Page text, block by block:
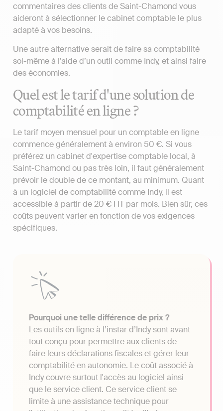
commentaires des clients de Saint-Chamond vous
aideront à sélectionner le cabinet comptable le plus
adapté à vos besoins.
Une autre alternative serait de faire sa comptabilité
soi-même à l’aide d’un outil comme Indy, et ainsi faire
des économies.
Quel est le tarif d'une solution de
comptabilité en ligne ?
Le tarif moyen mensuel pour un comptable en ligne
commence généralement à environ 50 €. Si vous
préférez un cabinet d'expertise comptable local, à
Saint-Chamond ou pas très loin, il faut généralement
prévoir le double de ce montant, au minimum. Quant
à un logiciel de comptabilité comme Indy, il est
accessible à partir de 20 € HT par mois. Bien sûr, ces
coûts peuvent varier en fonction de vos exigences
spécifiques.
Pourquoi une telle différence de prix ?
Les outils en ligne à l’instar d’Indy sont avant
tout conçu pour permettre aux clients de
faire leurs déclarations fiscales et gérer leur
comptabilité en autonomie. Le coût associé à
Indy couvre surtout l'accès au logiciel ainsi
que le service client. Ce service client se
limite à une assistance technique pour